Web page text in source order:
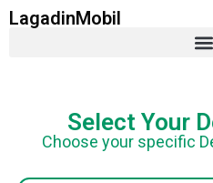
LagadinMobil
Select Your
Choose your specific